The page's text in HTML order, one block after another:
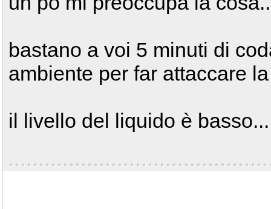
bastano a voi 5 minuti di
ambiente per far attaccare
il livello del liquido è basso...